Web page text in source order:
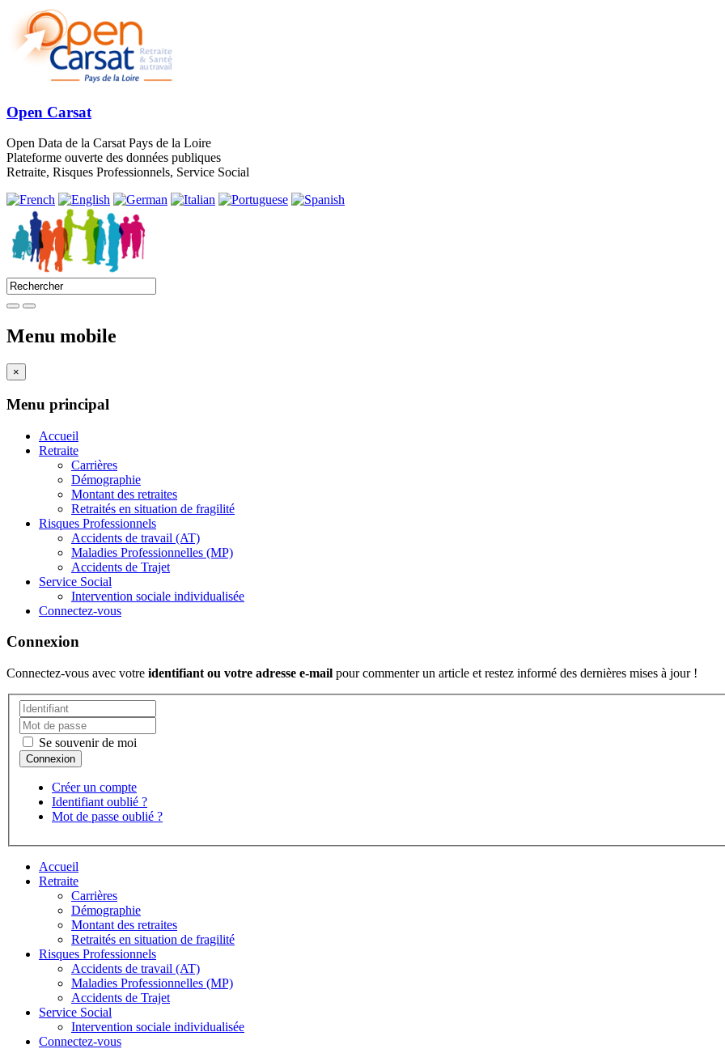
Open Carsat
Open Data de la Carsat Pays de la Loire
Plateforme ouverte des données publiques
Retraite, Risques Professionnels, Service Social
Menu mobile
×
Menu principal
Accueil
Retraite
Carrières
Démographie
Montant des retraites
Retraités en situation de fragilité
Risques Professionnels
Accidents de travail (AT)
Maladies Professionnelles (MP)
Accidents de Trajet
Service Social
Intervention sociale individualisée
Connectez-vous
Connexion
Connectez-vous avec votre identifiant ou votre adresse e-mail pour commenter un article et restez informé des dernières mises à jour !
Se souvenir de moi
Créer un compte
Identifiant oublié ?
Mot de passe oublié ?
Accueil
Retraite
Carrières
Démographie
Montant des retraites
Retraités en situation de fragilité
Risques Professionnels
Accidents de travail (AT)
Maladies Professionnelles (MP)
Accidents de Trajet
Service Social
Intervention sociale individualisée
Connectez-vous